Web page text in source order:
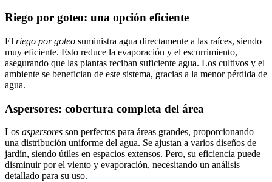
Riego por goteo: una opción eficiente
El riego por goteo suministra agua directamente a las raíces, siendo
muy eficiente. Esto reduce la evaporación y el escurrimiento,
asegurando que las plantas reciban suficiente agua. Los cultivos y el
ambiente se benefician de este sistema, gracias a la menor pérdida de
agua.
Aspersores: cobertura completa del área
Los aspersores son perfectos para áreas grandes, proporcionando
una distribución uniforme del agua. Se ajustan a varios diseños de
jardín, siendo útiles en espacios extensos. Pero, su eficiencia puede
disminuir por el viento y evaporación, necesitando un análisis
detallado para su uso.